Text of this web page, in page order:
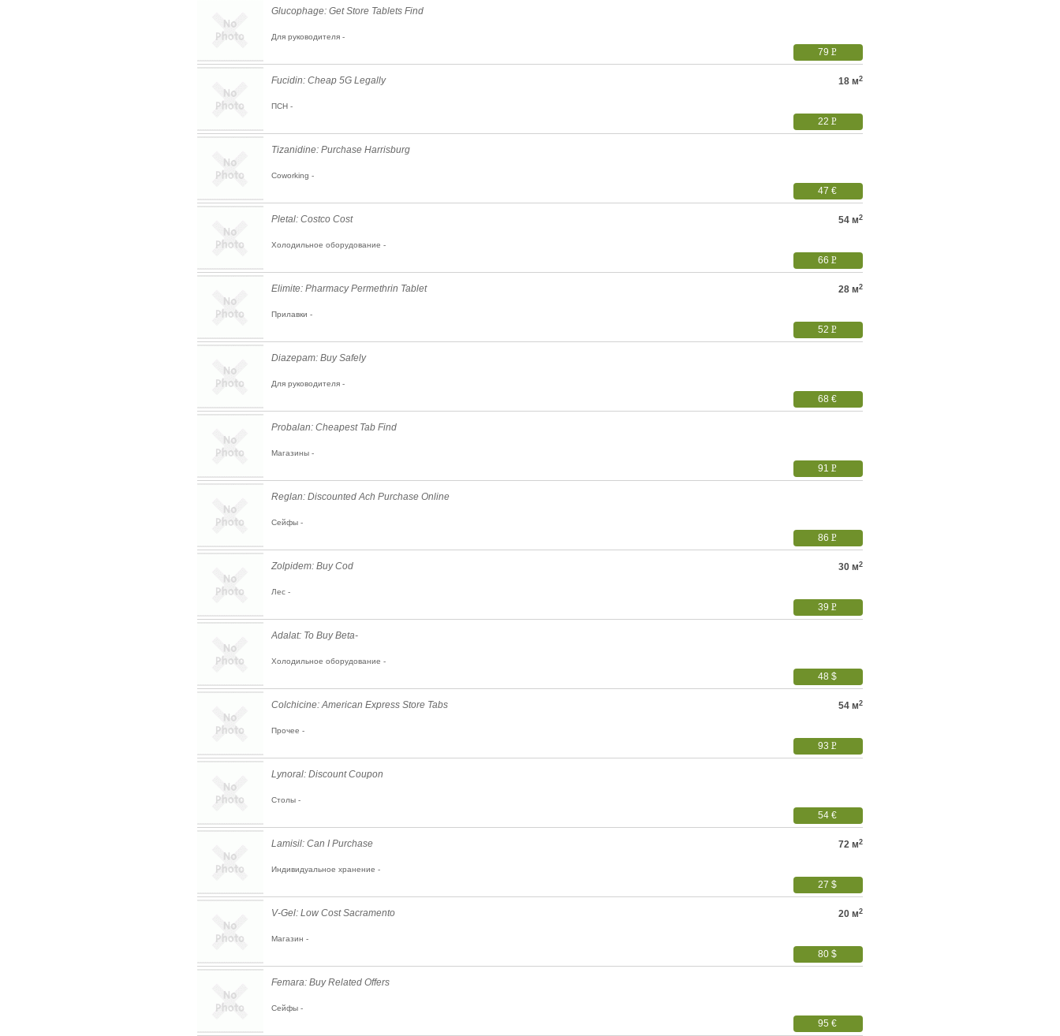
79 P
УБ.
Glucophage: Get Store Tablets Find
Для руководителя -
18 м2
22 P
УБ.
Fucidin: Cheap 5G Legally
ПСН -
47 €
Tizanidine: Purchase Harrisburg
Coworking -
54 м2
66 P
УБ.
Pletal: Costco Cost
Холодильное оборудование -
28 м2
52 P
УБ.
Elimite: Pharmacy Permethrin Tablet
Прилавки -
68 €
Diazepam: Buy Safely
Для руководителя -
91 P
УБ.
Probalan: Cheapest Tab Find
Магазины -
86 P
УБ.
Reglan: Discounted Ach Purchase Online
Сейфы -
30 м2
39 P
УБ.
Zolpidem: Buy Cod
Лес -
48 $
Adalat: To Buy Beta-
Холодильное оборудование -
54 м2
93 P
УБ.
Colchicine: American Express Store Tabs
Прочее -
54 €
Lynoral: Discount Coupon
Столы -
72 м2
27 $
Lamisil: Can I Purchase
Индивидуальное хранение -
20 м2
80 $
V-Gel: Low Cost Sacramento
Магазин -
95 €
Femara: Buy Related Offers
Сейфы -